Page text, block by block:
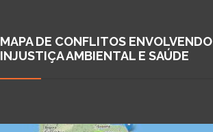
MAPA DE CONFLITOS ENVOLVENDO
INJUSTIÇA AMBIENTAL E SAÚDE